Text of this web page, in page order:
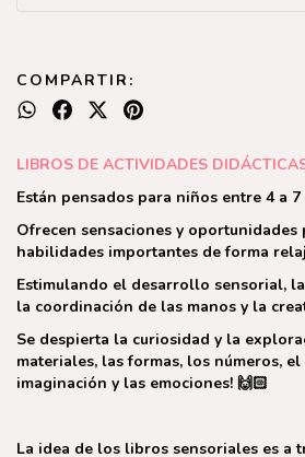
COMPARTIR:
LIBROS DE ACTIVIDADES
Están pensados para niños entre 4 a 7
Ofrecen sensaciones y
habilidades importantes de forma
Estimulando el desarrollo sensorial,
la coordinación de las manos y la
Se despierta la curiosidad y la
materiales, las formas, los números,
imaginación y las emociones! 🙌🏻
La idea de los libros sensoriales es a